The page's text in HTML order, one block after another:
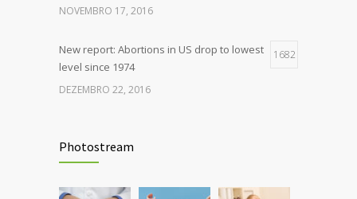
NOVEMBRO 17, 2016
New report: Abortions in US drop to lowest
level since 1974
1682
DEZEMBRO 22, 2016
patients and doctors
Photostream